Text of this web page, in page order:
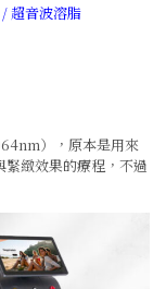
超音波溶脂
），原本是用來
緻效果的療程，不過